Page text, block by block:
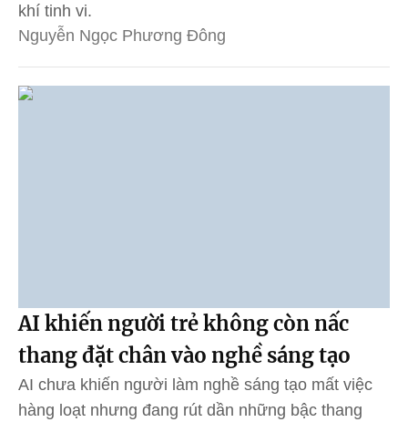
khí tinh vi.
Nguyễn Ngọc Phương Đông
AI khiến người trẻ không còn nấc
thang đặt chân vào nghề sáng tạo
AI chưa khiến người làm nghề sáng tạo mất việc
hàng loạt nhưng đang rút dần những bậc thang